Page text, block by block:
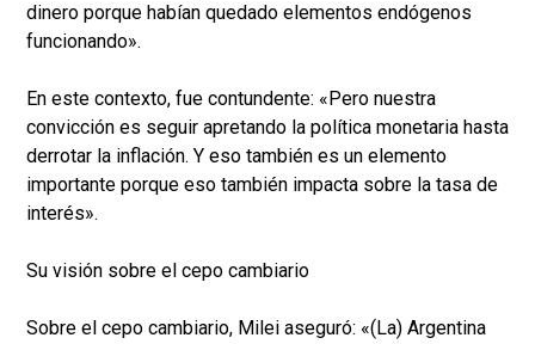
dinero porque habían quedado elementos endógenos
funcionando».
En este contexto, fue contundente: «Pero nuestra
convicción es seguir apretando la política monetaria hasta
derrotar la inflación. Y eso también es un elemento
importante porque eso también impacta sobre la tasa de
interés».
Su visión sobre el cepo cambiario
Sobre el cepo cambiario, Milei aseguró: «(La) Argentina